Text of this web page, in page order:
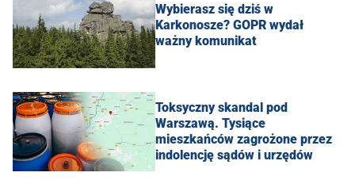
Wybierasz się dziś w
Karkonosze? GOPR wydał
ważny komunikat
Toksyczny skandal pod
Warszawą. Tysiące
mieszkańców zagrożone przez
indolencję sądów i urzędów